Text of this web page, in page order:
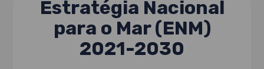
Estratégia Nacional
para o Mar (ENM)
2021-2030